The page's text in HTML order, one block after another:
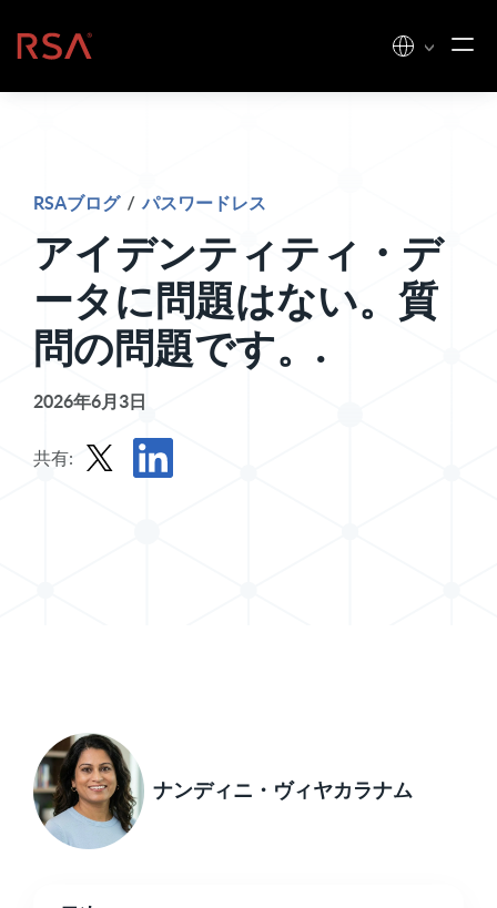
ホーム
RSAブログ / パスワードレス
アイデンティティ・デ
ータに問題はない。質
問の問題です。.
2026年6月3日
共有:
ナンディニ・ヴィヤカラナム